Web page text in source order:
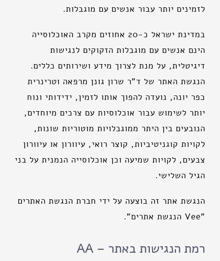
לזמינים יותר עבור אנשים עם מוגבלות.
במדינת ישראל כ-20 אחוזים מקרב האוכלוסייה
הינם אנשים עם מוגבלות הזקוקים לנגישות
דיגיטלית, על מנת לצרוך מידע ושירותים כללים.
הנגשת האתר של ד"ר שרון גונן מרפאה וטרינרית
כפר יונה, נועדה להפוך אותו לזמין, ידידותי ונוח
יותר לשימוש עבור אוכלוסיות עם צרכים מיוחדים,
הנובעים בין היתר ממוגבלויות מוטוריות שונות,
לקויות קוגניטיביות, קוצר רואי, עיוורון או עיוורון
צבעים, לקויות שמיעה וכן אוכלוסייה הנמנית על בני
הגיל השלישי.
הנגשת אתר זה בוצעה על ידי חברת הנגשת האתרים
"Vee הנגשת אתרים".
רמת הנגישות באתר – AA